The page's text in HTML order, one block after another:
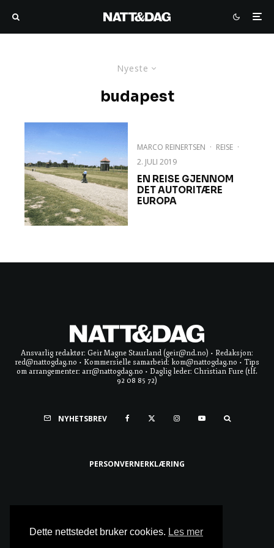
Nyeste
budapest
MARCO REINERTSEN · REISE ·
2. JULI 2019
EN REISE GJENNOM
DET AUTORITÆRE
EUROPA
Ansvarlig redaktør: Geir Magne Staurland (geir@nd.no) • Redaksjon:
red@nattogdag.no • Kommersielle samarbeid: kom@nattogdag.no • Tips
om arrangementer: arr@nattogdag.no • Daglig leder: Christian Fure (tlf.
92 08 85 72)
NYHETSBREV
PERSONVERNERKLÆRING
Dette nettstedet bruker cookies. Les mer